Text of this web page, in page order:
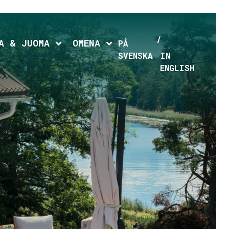
menu
& JUOMA Expand child menu
OMENA Expand child menu
PÅ
SVENSKA
IN
ENGLISH